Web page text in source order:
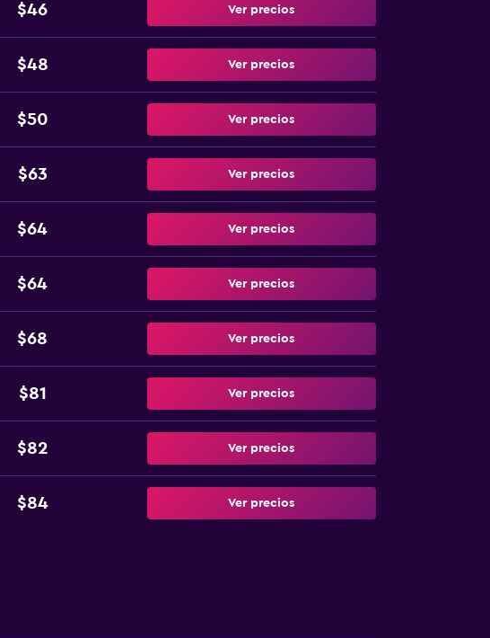
$46 Ver precios
$48 Ver precios
$50 Ver precios
$63 Ver precios
$64 Ver precios
$64 Ver precios
$68 Ver precios
$81 Ver precios
$82 Ver precios
$84 Ver precios